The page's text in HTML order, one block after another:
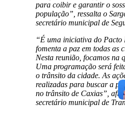
para coibir e garantir o
população”, ressalta o
secretário municipal de
“É uma iniciativa do Pacto
fomenta a paz em todas as
Nesta reunião, focamos na
Uma programação será
o trânsito da cidade. As
realizadas para buscar a
no trânsito de Caxias”,
secretário municipal de